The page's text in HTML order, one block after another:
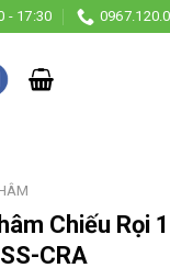
- 17:30
Chiếu Rọi
CRA